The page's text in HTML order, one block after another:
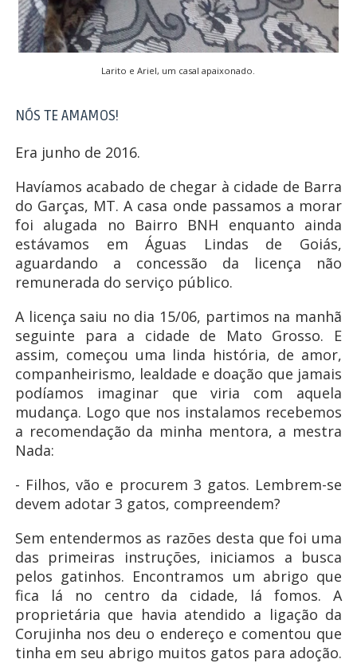
Larito e Ariel, um casal apaixonado.
NÓS TE AMAMOS!
Era junho de 2016.
Havíamos acabado de chegar à cidade de Barra
do Garças, MT. A casa onde passamos a morar
foi alugada no Bairro BNH enquanto ainda
estávamos em Águas Lindas de Goiás,
aguardando a concessão da licença não
remunerada do serviço público.
A licença saiu no dia 15/06, partimos na manhã
seguinte para a cidade de Mato Grosso. E
assim, começou uma linda história, de amor,
companheirismo, lealdade e doação que jamais
podíamos imaginar que viria com aquela
mudança. Logo que nos instalamos recebemos
a recomendação da minha mentora, a mestra
Nada:
- Filhos, vão e procurem 3 gatos. Lembrem-se
devem adotar 3 gatos, compreendem?
Sem entendermos as razões desta que foi uma
das primeiras instruções, iniciamos a busca
pelos gatinhos. Encontramos um abrigo que
fica lá no centro da cidade, lá fomos. A
proprietária que havia atendido a ligação da
Corujinha nos deu o endereço e comentou que
tinha em seu abrigo muitos gatos para adoção.